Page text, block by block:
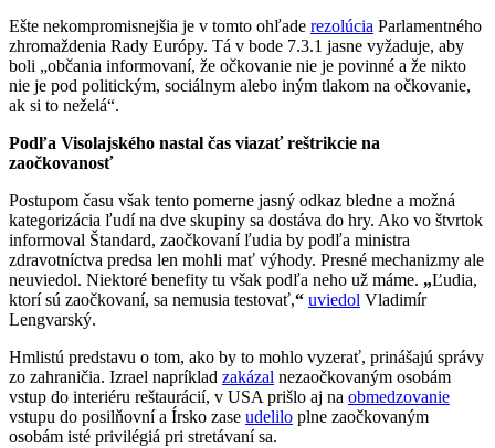
Ešte nekompromisnejšia je v tomto ohľade rezolúcia Parlamentného
zhromaždenia Rady Európy. Tá v bode 7.3.1 jasne vyžaduje, aby
boli „občania informovaní, že očkovanie nie je povinné a že nikto
nie je pod politickým, sociálnym alebo iným tlakom na očkovanie,
ak si to neželá“.
Podľa Visolajského nastal čas viazať reštrikcie na
zaočkovanosť
Postupom času však tento pomerne jasný odkaz bledne a možná
kategorizácia ľudí na dve skupiny sa dostáva do hry. Ako vo štvrtok
informoval Štandard, zaočkovaní ľudia by podľa ministra
zdravotníctva predsa len mohli mať výhody. Presné mechanizmy ale
neuviedol. Niektoré benefity tu však podľa neho už máme. „Ľudia,
ktorí sú zaočkovaní, sa nemusia testovať,“ uviedol Vladimír
Lengvarský.
Hmlistú predstavu o tom, ako by to mohlo vyzerať, prinášajú správy
zo zahraničia. Izrael napríklad zakázal nezaočkovaným osobám
vstup do interiéru reštaurácií, v USA prišlo aj na obmedzovanie
vstupu do posilňovní a Írsko zase udelilo plne zaočkovaným
osobám isté privilégiá pri stretávaní sa.